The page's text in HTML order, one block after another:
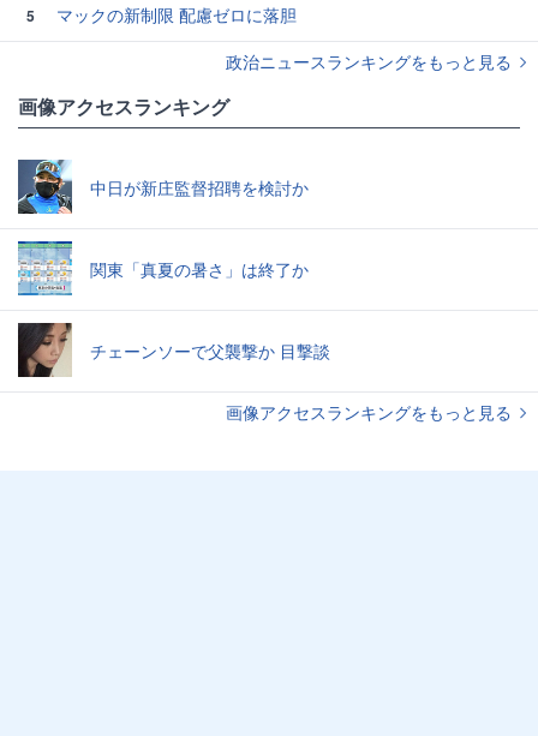
5
マックの新制限 配慮ゼロに落胆
政治ニュースランキングをもっと見る
画像アクセスランキング
中日が新庄監督招聘を検討か
関東「真夏の暑さ」は終了か
チェーンソーで父襲撃か 目撃談
画像アクセスランキングをもっと見る